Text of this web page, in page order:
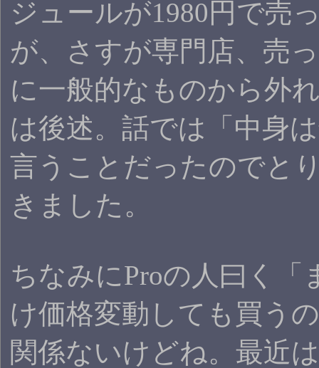
ジュールが1980円で売
が、さすが専門店、売
に一般的なものから外
は後述。話では「中身
言うことだったのでと
きました。
ちなみにProの人曰く
け価格変動しても買う
関係ないけどね。最近